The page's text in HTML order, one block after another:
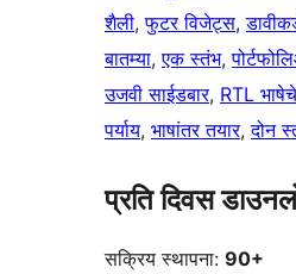
शैली, फुटर विजेट्स,
बातम्या, एक स्तंभ,
उजवी साईडबार, RTL
पर्याय, भाषांतर तयार, दोन
प्रति दिवस
सक्रिय स्थापना: 90+